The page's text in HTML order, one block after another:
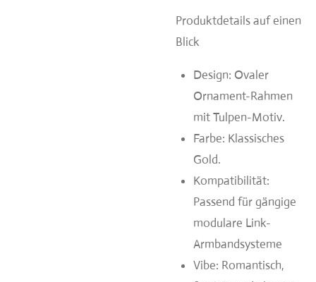
Produktdetails auf einen
Blick
Design: Ovaler
Ornament-Rahmen
mit Tulpen-Motiv.
Farbe: Klassisches
Gold.
Kompatibilität:
Passend für gängige
modulare Link-
Armbandsysteme
Vibe: Romantisch,